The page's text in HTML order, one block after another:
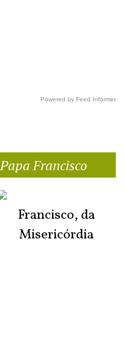
Powered by Feed Informer
Papa Francisco
Francisco, da
Misericórdia